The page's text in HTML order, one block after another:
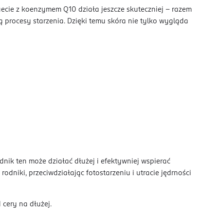
z koenzymem Q10 działa jeszcze skuteczniej – razem
starzenia. Dzięki temu skóra nie tylko wygląda
ten może działać dłużej i efektywniej wspierać
przeciwdziałając fotostarzeniu i utracie jędrności
na dłużej.